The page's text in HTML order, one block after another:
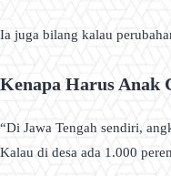
Ia juga bilang kalau
Kenapa Harus Anak
“Di Jawa Tengah sendiri,
Kalau di desa ada 1.000